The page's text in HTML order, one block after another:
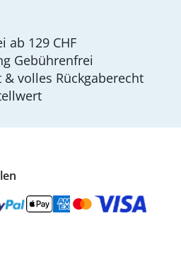
ab 129 CHF
Gebührenfrei
volles Rückgaberecht